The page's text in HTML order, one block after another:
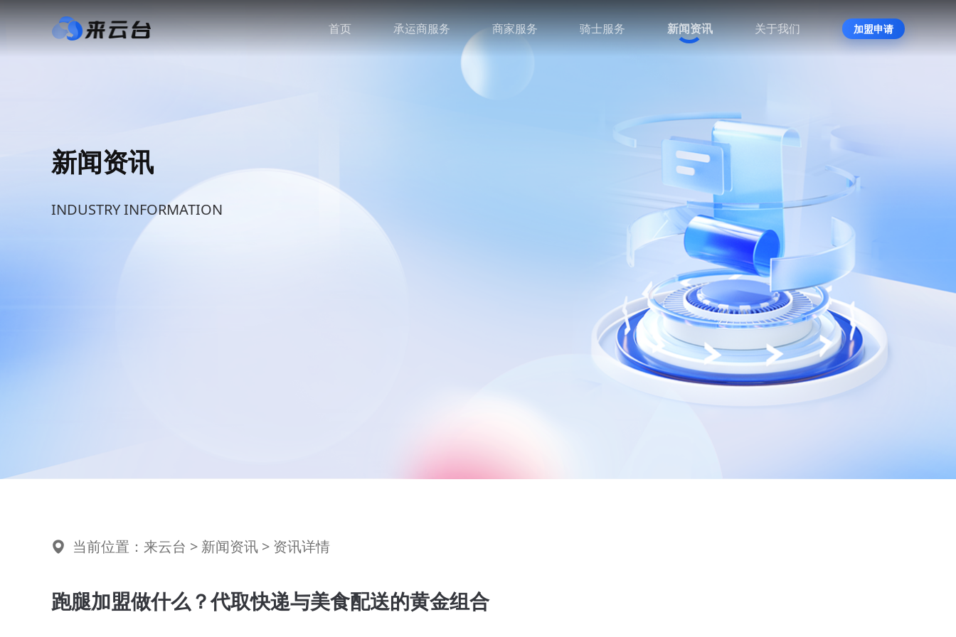
首页 承运商服务 商家服务 骑士服务 新闻资讯 关于我们 加盟申请
新闻资讯
INDUSTRY INFORMATION
当前位置： 来云台 > 新闻资讯 > 资讯详情
跑腿加盟做什么？代取快递与美食配送的黄金组合